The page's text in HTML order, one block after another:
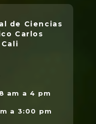
de Ciencias
Carlos
am a 4 pm
a 3:00 pm